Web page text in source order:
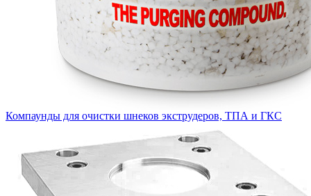
Компаунды для очистки шнеков экструдеров, ТПА и ГКС